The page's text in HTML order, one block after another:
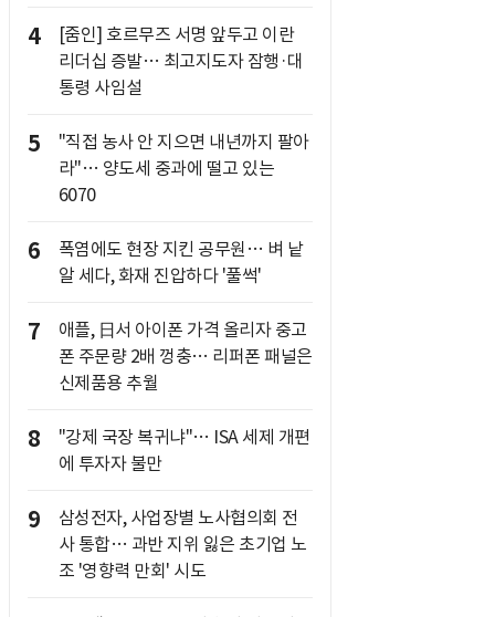
4
[줌인] 호르무즈 서명 앞두고 이란
리더십 증발… 최고지도자 잠행·대
통령 사임설
5
"직접 농사 안 지으면 내년까지 팔아
라"… 양도세 중과에 떨고 있는
6070
6
폭염에도 현장 지킨 공무원… 벼 낱
알 세다, 화재 진압하다 '풀썩'
7
애플, 日서 아이폰 가격 올리자 중고
폰 주문량 2배 껑충… 리퍼폰 패널은
신제품용 추월
8
"강제 국장 복귀냐"… ISA 세제 개편
에 투자자 불만
9
삼성전자, 사업장별 노사협의회 전
사 통합… 과반 지위 잃은 초기업 노
조 '영향력 만회' 시도